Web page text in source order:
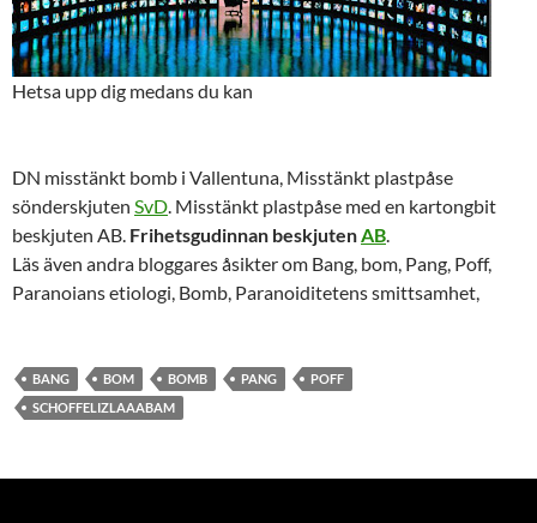
Hetsa upp dig medans du kan
DN misstänkt bomb i Vallentuna, Misstänkt plastpåse
sönderskjuten SvD. Misstänkt plastpåse med en kartongbit
beskjuten AB. Frihetsgudinnan beskjutenAB.
Läs även andra bloggares åsikter om Bang, bom, Pang, Poff,
Paranoians etiologi, Bomb, Paranoiditetens smittsamhet,
BANG BOM BOMB PANG
POFF
SCHOFFELIZLAAABAM